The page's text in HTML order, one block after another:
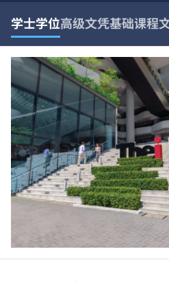
学士学位高级文凭基础课程